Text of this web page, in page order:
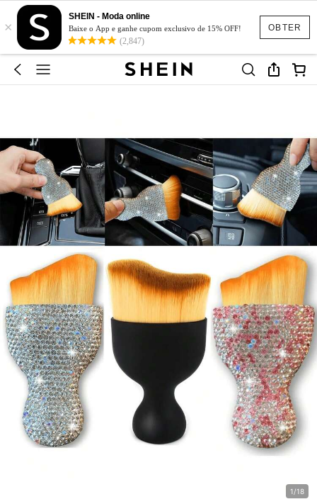
OBTER
×
SHEIN - Moda online
Baixe o App e ganhe cupom exclusivo de 15% OFF!
(2,847)
1/18